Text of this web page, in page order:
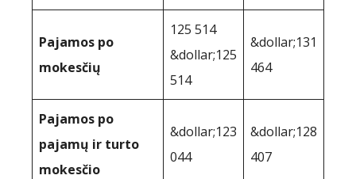
Pajamos po
mokesčių
125 514
&dollar;125
514
&dollar;131
464
Pajamos po
pajamų ir turto
mokesčio
&dollar;123
044
&dollar;128
407